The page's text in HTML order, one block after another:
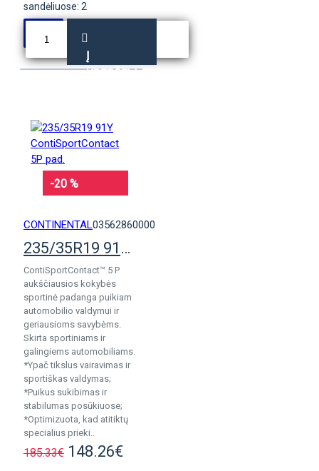
sandėliuose: 2
Į
KREPŠELĮ
-20 %
CONTINENTAL03562860000
235/35R19 91Y ContiSportContact 5P pad.
ContiSportContact™ 5 P
aukščiausios kokybės
sportinė padanga puikiam
automobilio valdymui ir
geriausioms savybėms.
Skirta sportiniams ir
galingiems automobiliams.
*Ypač tikslus vairavimas ir
sportiškas valdymas;
*Puikus sukibimas ir
stabilumas posūkiuose;
*Optimizuota, kad atitiktų
specialius prieki..
185.33€ 148.26€